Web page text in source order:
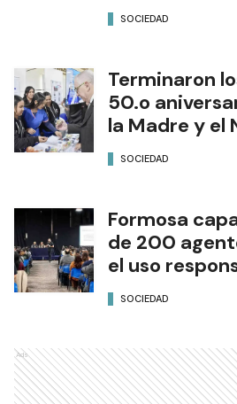
SOCIEDAD
Terminaron
50.o
la Madre y el
SOCIEDAD
Formosa
de 200
el uso
SOCIEDAD
Ads